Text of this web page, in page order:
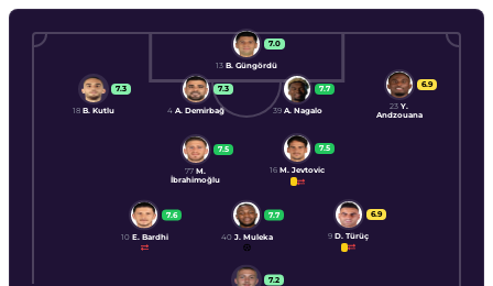
7.0
13 B. Güngördü
6.9
23 Y.
Andzouana
7.7
39 A. Nagalo
7.3
4 A. Demirbağ
7.3
18 B. Kutlu
7.5
16 M. Jevtovic
7.5
77 M.
İbrahimoğlu
6.9
9 D. Türüç
7.7
40 J. Muleka
7.6
10 E. Bardhi
7.2